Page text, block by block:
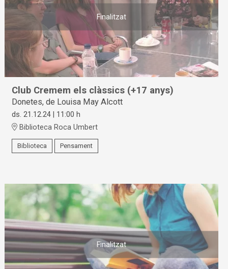
Finalitzat
Club Cremem els clàssics (+17 anys)
Donetes, de Louisa May Alcott
ds. 21.12.24 | 11:00 h
Biblioteca Roca Umbert
Biblioteca Pensament
Finalitzat